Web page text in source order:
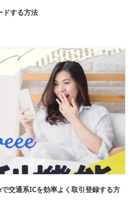
ドする方法
交通系ICを効率よく取引登録する方